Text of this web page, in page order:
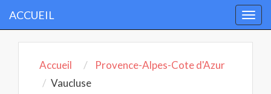
ACCUEIL
Accueil
Provence-Alpes-Cote d'Azur
Vaucluse